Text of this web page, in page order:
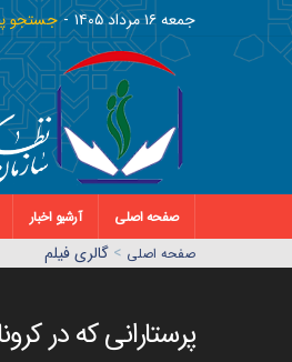
جمعه ١٦ مرداد ١٤٠٥ جستجو
صفحه اصلی آرشیو اخبار
صفحه اصلي > گالری فیلم
پرستارانی که در